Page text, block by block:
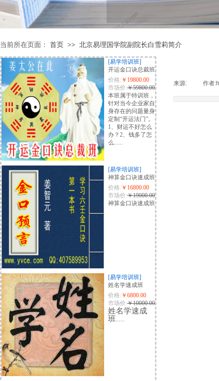
当前所在页面： 首页 >> 北京易理国学院副院长白雪莉简介
[易学培训班]
开运金口诀总裁班
价格: ￥19800.00
市场价:￥59800.00
本班属于特训班，
针对当今企业家自
身存在的问题量身
定制“开运法门”。
1、财运不好怎么
办？2、钱多了怎
么......
[易学培训班]
神算金口诀速成班
价格: ￥16800.00
市场价:￥19000.00
神算金口诀速成班
[易学培训班]
姓名学速成班
价格: ￥6800.00
市场价:￥10000.00
姓名学速成
班......
来源: 作者: